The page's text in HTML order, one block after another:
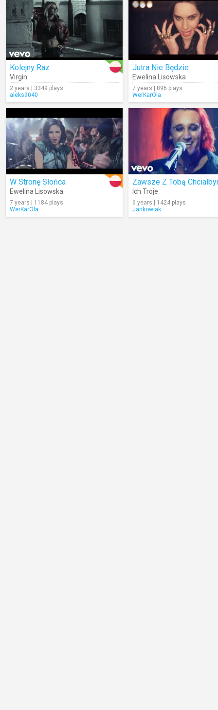
Kolejny Raz
Virgin
2 years | 3349 plays
aleks9040
Jutra Nie Będzie
Ewelina Lisowska
7 years | 896 plays
WerKarOla
W Stronę Słońca
Ewelina Lisowska
7 years | 1184 plays
WerKarOla
Ich Troje
6 years | 1424 plays
Jankowiak